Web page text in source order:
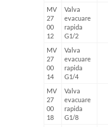
MV
27
00
12
Valva
evacuare
rapida
G1/2
MV
27
00
14
Valva
evacuare
rapida
G1/4
MV
27
00
18
Valva
evacuare
rapida
G1/8